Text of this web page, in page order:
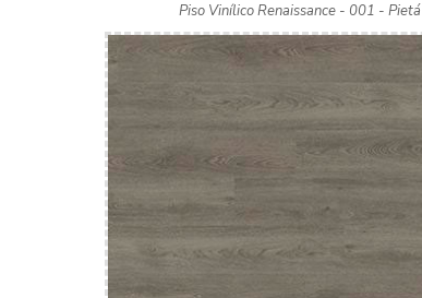
Piso Vinílico Renaissance - 001 - Pietá